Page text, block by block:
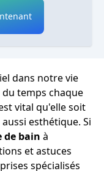
dans notre vie
temps chaque
vital qu'elle soit
esthétique. Si
de bain à
et astuces
spécialisés